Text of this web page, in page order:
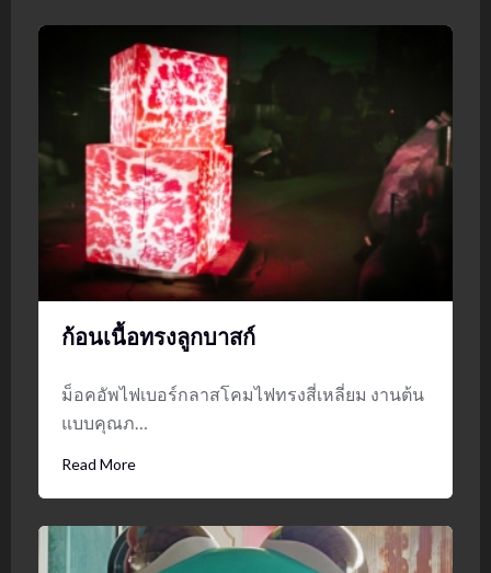
ก้อนเนื้อทรงลูกบาสก์
ม็อคอัพไฟเบอร์กลาสโคมไฟทรงสี่เหลี่ยม งานต้น
แบบคุณภ…
Read More